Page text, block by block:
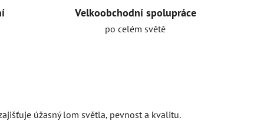
Velkoobchodní spolupráce
po celém světě
úžasný lom světla, pevnost a kvalitu.